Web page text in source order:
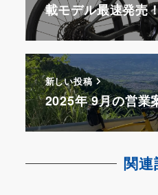
載モデル最速発売
新しい投稿
2025年 9月の営業
関連